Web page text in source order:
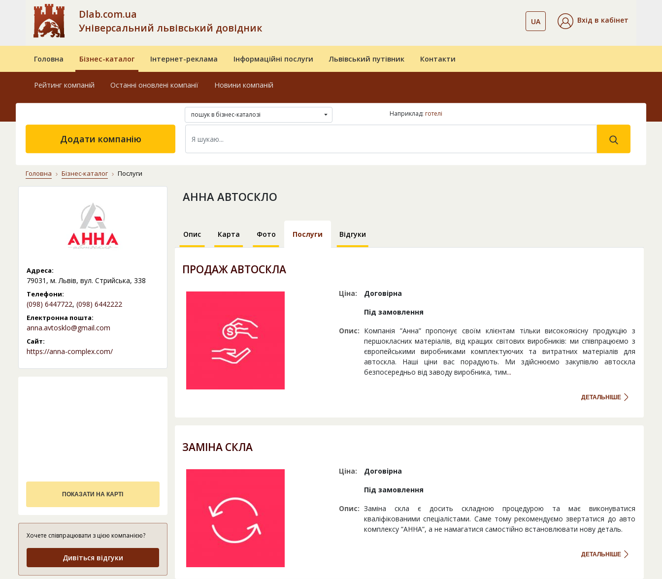
Dlab.com.ua
Універсальний львівський довідник
UA Вхід в кабінет
Головна Бізнес-каталог Інтернет-реклама Інформаційні послуги Львівський путівник Контакти
Рейтинг компаній Останні оновлені компанії Новини компаній
пошук в бізнес-каталозі Наприклад: готелі
Додати компанію
Головна Бізнес-каталог Послуги
Адреса:
79031, м. Львів, вул. Стрийська, 338
Телефони:
(098) 6447722, (098) 6442222
Електронна пошта:
anna.avtosklo@gmail.com
Сайт:
https://anna-complex.com/
ПОКАЗАТИ НА КАРТІ
Хочете співпрацювати з цією компанією?
Дивіться відгуки
АННА АВТОСКЛО
Опис Карта Фото Послуги Відгуки
ПРОДАЖ АВТОСКЛА
Ціна:
Договірна
Під замовлення
Опис: Компанія ”Анна” пропонує своїм клієнтам тільки високоякісну продукцію з
першокласних матеріалів, від кращих світових виробників: ми співпрацюємо з
європейськими виробниками комплектуючих та витратних матеріалів для
автоскла. Наші ціни вас порадують. Ми здійснюємо закупівлю автоскла
безпосередньо від заводу виробника, тим...
ДЕТАЛЬНІШЕ
ЗАМІНА СКЛА
Ціна:
Договірна
Під замовлення
Опис: Заміна скла є досить складною процедурою та має виконуватися
кваліфікованими спеціалістами. Саме тому рекомендуємо звертатися до авто
комплексу ”АННА”, а не намагатися самостійно встановлювати нову деталь.
ДЕТАЛЬНІШЕ